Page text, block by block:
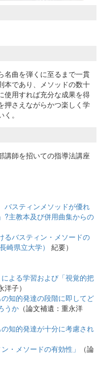
名曲を弾くに至るまで一貫
本であり、メソッドの数十
使用すれば充分な成果を得
押さえながらかつ楽しく学
く。
講師を招いての指導法講座
バスティンメソッドが優れ
?主教本及び併用曲集からの
るバスティン・メソードの
崎県立大学）
紀要）
よる学習および「視覚的把
洋子）
知的発達の段階に即してど
うか （論文補遺：重永洋
知的発達が十分に考慮され
・メソードの有効性」
（論